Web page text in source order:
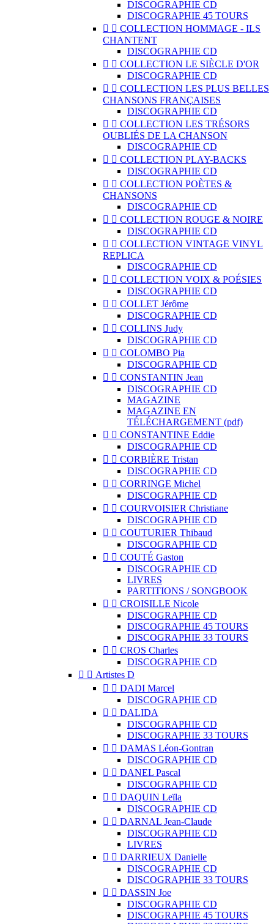
DISCOGRAPHIE CD
DISCOGRAPHIE 45 TOURS
  COLLECTION HOMMAGE - ILS
CHANTENT
DISCOGRAPHIE CD
  COLLECTION LE SIÈCLE D'OR
DISCOGRAPHIE CD
  COLLECTION LES PLUS BELLES
CHANSONS FRANÇAISES
DISCOGRAPHIE CD
  COLLECTION LES TRÉSORS
OUBLIÉS DE LA CHANSON
DISCOGRAPHIE CD
  COLLECTION PLAY-BACKS
DISCOGRAPHIE CD
  COLLECTION POÈTES &
CHANSONS
DISCOGRAPHIE CD
  COLLECTION ROUGE & NOIRE
DISCOGRAPHIE CD
  COLLECTION VINTAGE VINYL
REPLICA
DISCOGRAPHIE CD
  COLLECTION VOIX & POÉSIES
DISCOGRAPHIE CD
  COLLET Jérôme
DISCOGRAPHIE CD
  COLLINS Judy
DISCOGRAPHIE CD
  COLOMBO Pia
DISCOGRAPHIE CD
  CONSTANTIN Jean
DISCOGRAPHIE CD
MAGAZINE
MAGAZINE EN
TÉLÉCHARGEMENT (pdf)
  CONSTANTINE Eddie
DISCOGRAPHIE CD
  CORBIÈRE Tristan
DISCOGRAPHIE CD
  CORRINGE Michel
DISCOGRAPHIE CD
  COURVOISIER Christiane
DISCOGRAPHIE CD
  COUTURIER Thibaud
DISCOGRAPHIE CD
  COUTÉ Gaston
DISCOGRAPHIE CD
LIVRES
PARTITIONS / SONGBOOK
  CROISILLE Nicole
DISCOGRAPHIE CD
DISCOGRAPHIE 45 TOURS
DISCOGRAPHIE 33 TOURS
  CROS Charles
DISCOGRAPHIE CD
  Artistes D
  DADI Marcel
DISCOGRAPHIE CD
  DALIDA
DISCOGRAPHIE CD
DISCOGRAPHIE 33 TOURS
  DAMAS Léon-Gontran
DISCOGRAPHIE CD
  DANEL Pascal
DISCOGRAPHIE CD
  DAQUIN Leïla
DISCOGRAPHIE CD
  DARNAL Jean-Claude
DISCOGRAPHIE CD
LIVRES
  DARRIEUX Danielle
DISCOGRAPHIE CD
DISCOGRAPHIE 33 TOURS
  DASSIN Joe
DISCOGRAPHIE CD
DISCOGRAPHIE 45 TOURS